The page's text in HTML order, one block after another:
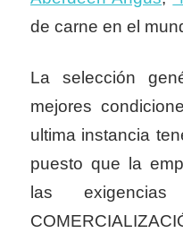
de carne en el
La selección
mejores
ultima instancia
puesto que la
las